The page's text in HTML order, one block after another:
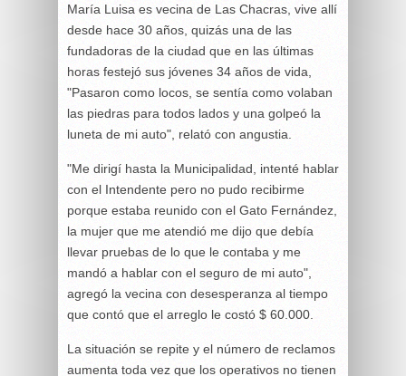
María Luisa es vecina de Las Chacras, vive allí
desde hace 30 años, quizás una de las
fundadoras de la ciudad que en las últimas
horas festejó sus jóvenes 34 años de vida,
"Pasaron como locos, se sentía como volaban
las piedras para todos lados y una golpeó la
luneta de mi auto", relató con angustia.
"Me dirigí hasta la Municipalidad, intenté hablar
con el Intendente pero no pudo recibirme
porque estaba reunido con el Gato Fernández,
la mujer que me atendió me dijo que debía
llevar pruebas de lo que le contaba y me
mandó a hablar con el seguro de mi auto",
agregó la vecina con desesperanza al tiempo
que contó que el arreglo le costó $ 60.000.
La situación se repite y el número de reclamos
aumenta toda vez que los operativos no tienen